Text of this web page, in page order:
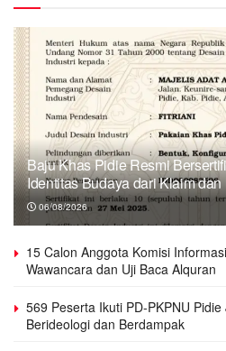
Baju Khas Pidie Resmi
Identitas Budaya dari Klaim
06/08/2026
15 Calon Anggota Komisi
Wawancara dan Uji Baca Alquran
569 Peserta Ikuti PD-PKPNU
Berideologi dan Berdampak